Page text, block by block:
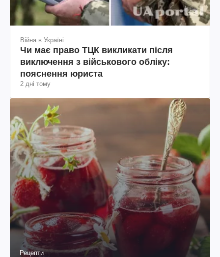
Війна в Україні
Чи має право ТЦК викликати після
виключення з військового обліку:
пояснення юриста
2 дні тому
Рецепти